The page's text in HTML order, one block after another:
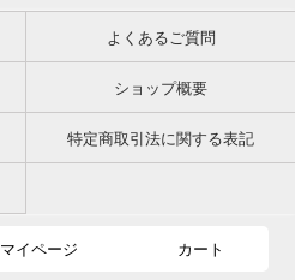
よくあるご質問
ショップ概要
特定商取引法に関する表記
マイページ カート